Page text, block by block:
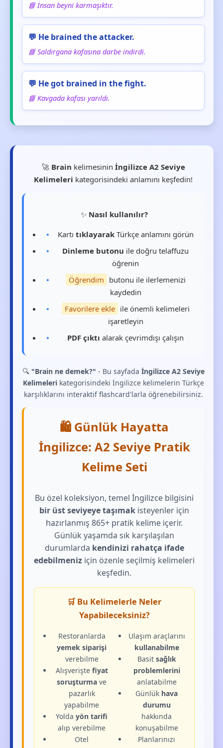
📘 İnsan beyni karmaşıktır.
💬 He brained the attacker.
📘 Saldırgana kafasına darbe indirdi.
💬 He got brained in the fight.
📘 Kavgada kafası yarıldı.
🚀 Brain kelimesinin İngilizce A2 Seviye
Kelimeleri kategorisindeki anlamını keşfedin!
✨ Nasıl kullanılır?
Kartı tıklayarakTürkçe anlamını görün
Dinleme butonu ile doğru telaffuzu
öğrenin
Öğrendim butonu ile ilerlemenizi
kaydedin
Favorilere ekle ile önemli kelimeleri
işaretleyin
PDF çıktı alarak çevrimdışı çalışın
🔍 "Brain ne demek?" - Bu sayfada İngilizce A2 Seviye
Kelimelerikategorisindeki İngilizce kelimelerin Türkçe
karşılıklarını interaktif flashcard'larla öğrenebilirsiniz.
🛍️ Günlük Hayatta
İngilizce: A2 Seviye Pratik
Kelime Seti
Bu özel koleksiyon, temel İngilizce bilgisini
bir üst seviyeye taşımak isteyenler için
hazırlanmış 865+ pratik kelime içerir.
Günlük yaşamda sık karşılaşılan
durumlarda kendinizi rahatça ifade
edebilmeniz için özenle seçilmiş kelimeleri
keşfedin.
🛒 Bu Kelimelerle Neler
Yapabileceksiniz?
Restoranlarda
yemek siparişi
verebilme
Alışverişte fiyat
soruşturma ve
pazarlık
yapabilme
Yoldayön tarifi
alıp verebilme
Otel
Ulaşım araçlarını
kullanabilme
Basit sağlık
problemlerini
anlatabilme
Günlük hava
durumu
hakkında
konuşabilme
Planlarınızı